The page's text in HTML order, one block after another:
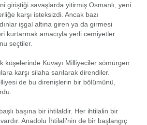
giriştiği savaşlarda yitirmiş Osmanlı, yeni
karşı isteksizdi. Ancak bazı
işgal altına giren ya da girmesi
kurtarmak amacıyla yerli cemiyetler
seçtiler.
köşelerinde Kuvayı Milliyeciler sömürgen
karşı silaha sarılarak direndiler.
de bu direnişlerin bir bölümünü,
başına bir ihtilaldir. Her ihtilalin bir
Anadolu İhtilali'nin de bir başlangıç